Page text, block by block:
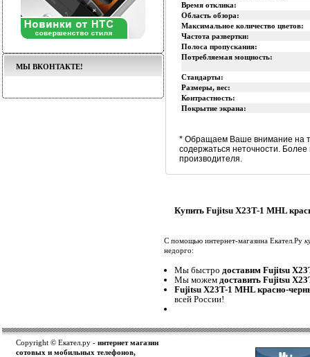
МЫ ВКОНТАКТЕ!
Время отклика:
Область обзора:
Максимальное количество цветов:
Частота развертки:
Полоса пропускания:
Потребляемая мощность:
Стандарты:
Размеры, вес:
Контрастность:
Покрытие экрана:
* Обращаем Ваше внимание на
содержаться неточности.
производителя.
Купить Fujitsu X23T-1 MHL
С помощью интернет-магазина Екател.Ру
недорго:
Мы быстро доставим Fujitsu
Мы можем доставить Fujitsu
Fujitsu X23T-1 MHL красно-
всей России!
Copyright © Екател.ру - интернет магазин
сотовых и мобильных телефонов,